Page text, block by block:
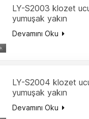
yavaşlar
LY-S2003 klozet
yumuşak yakın
amortisör/büyük tork
amortisör metal şaft
yavaşla
Devamını Oku
LY-S2004 klozet
yumuşak yakın
amortisör/büyük tork
amortisör metal şaft
Devamını Oku